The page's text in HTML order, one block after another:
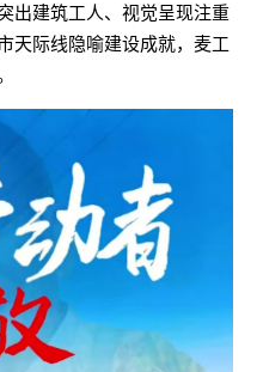
出建筑工人、视觉呈现注重
天际线隐喻建设成就，麦工